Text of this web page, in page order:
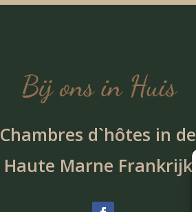
Chambres d`hôtes in de
Haute Marne Frankrijk